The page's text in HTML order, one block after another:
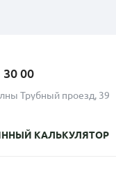
30 00
Трубный проезд, 39
КАЛЬКУЛЯТОР